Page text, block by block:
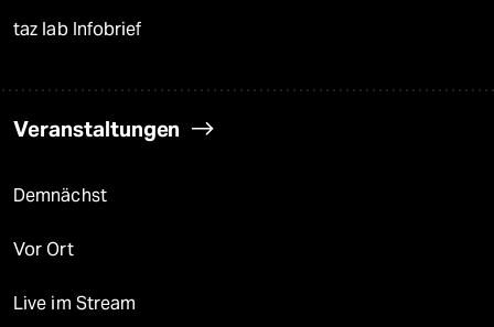
taz lab Infobrief
Veranstaltungen
Demnächst
Vor Ort
Live im Stream